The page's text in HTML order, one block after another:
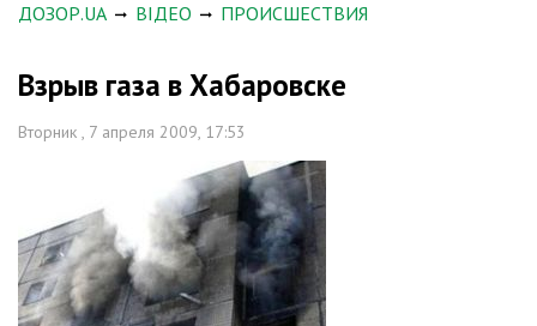
ДОЗОР.UA ВІДЕО ПРОИСШЕСТВИЯ
Взрыв газа в Хабаровске
Вторник , 7 апреля 2009, 17:53